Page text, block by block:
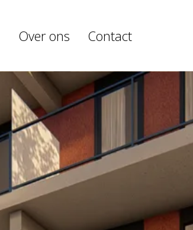
Over ons Contact